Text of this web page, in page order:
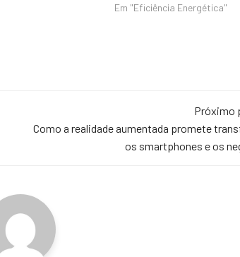
Em "Eficiência Energética"
Próximo
Como a realidade aumentada promete
os smartphones e os